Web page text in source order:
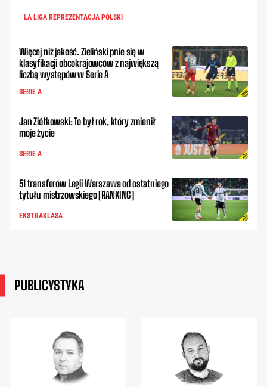
LA LIGA REPREZENTACJA POLSKI
Więcej niż jakość. Zieliński pnie się w
klasyfikacji obcokrajowców z największą
liczbą występów w Serie A
SERIE A
Jan Ziółkowski: To był rok, który zmienił
moje życie
SERIE A
51 transferów Legii Warszawa od ostatniego
tytułu mistrzowskiego [RANKING]
EKSTRAKLASA
PUBLICYSTYKA